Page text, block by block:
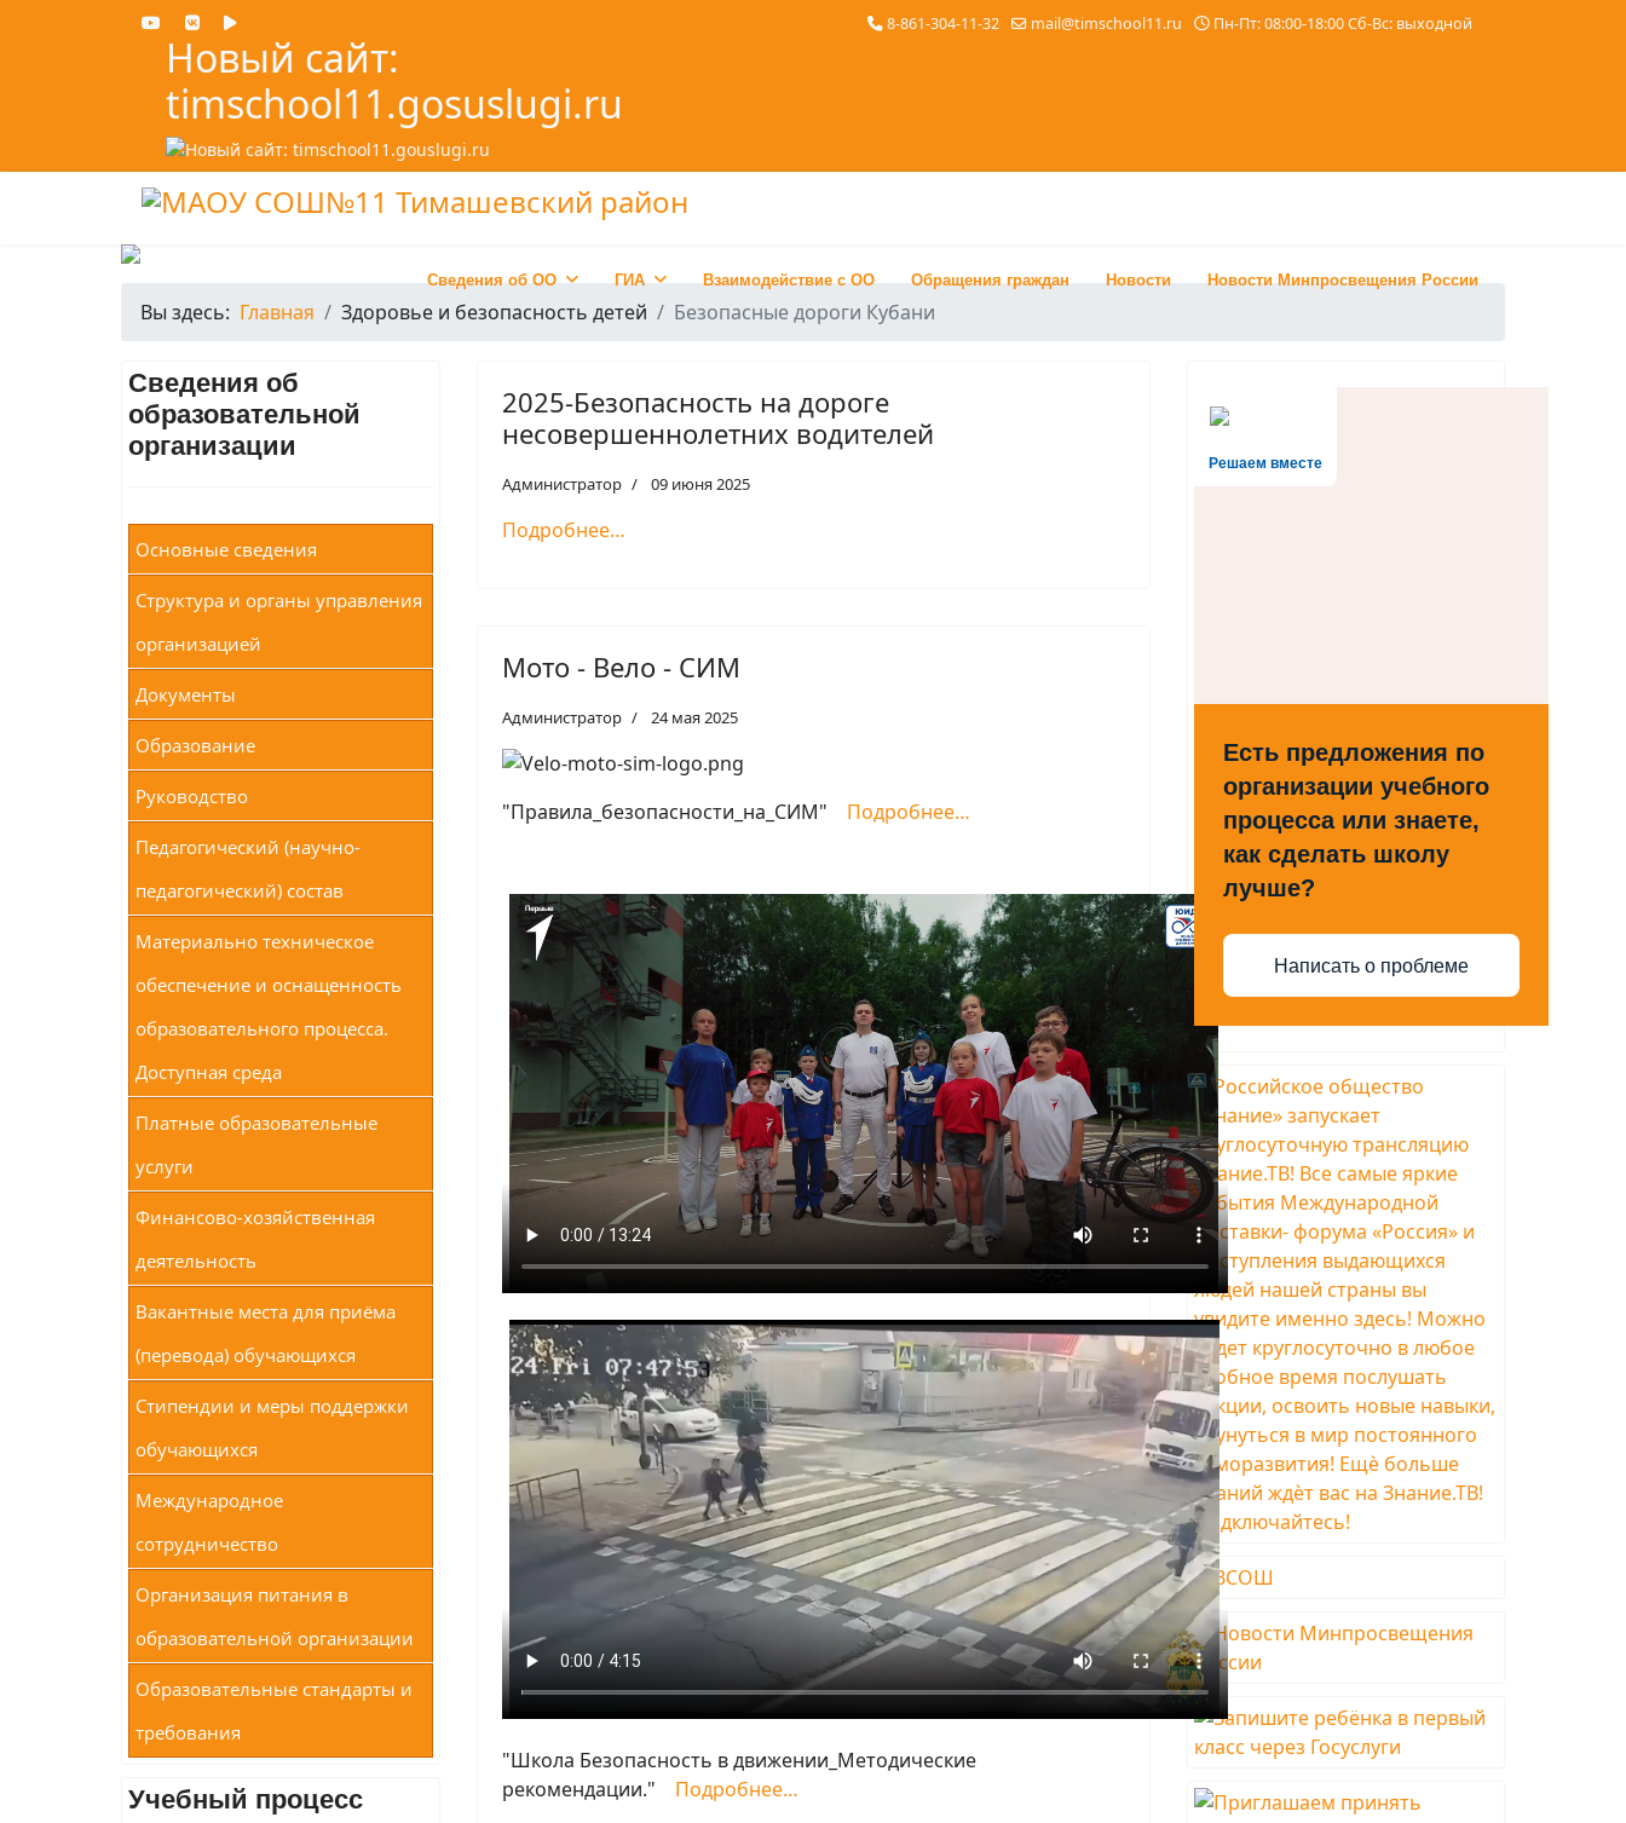
Новый сайт:
timschool11.gosuslugi.ru
8-861-304-11-32 mail@timschool11.ru Пн-Пт: 08:00-18:00 Сб-Вс: выходной
Сведения об ОО ГИА Взаимодействие с ОО Обращения граждан Новости Новости Минпросвещения России
Вы здесь: Главная Здоровье и безопасность детей Безопасные дороги Кубани
Сведения об
образовательной
организации
Основные сведения
Структура и органы управления
организацией
Документы
Образование
Руководство
Педагогический (научно-
педагогический) состав
Материально техническое
обеспечение и оснащенность
образовательного процесса.
Доступная среда
Платные образовательные
услуги
Финансово-хозяйственная
деятельность
Вакантные места для приёма
(перевода) обучающихся
Стипендии и меры поддержки
обучающихся
Международное
сотрудничество
Организация питания в
образовательной организации
Образовательные стандарты и
требования
Учебный процесс
2025-Безопасность на дороге
несовершеннолетних водителей
Администратор 09 июня 2025
Подробнее…
Мото - Вело - СИМ
Администратор 24 мая 2025
"Правила_безопасности_на_СИМ" Подробнее…
"Школа Безопасность в движении_Методические
рекомендации."
Подробнее…
Решаем вместе
Есть предложения по
организации учебного
процесса или знаете,
как сделать школу
лучше?
Написать о проблеме